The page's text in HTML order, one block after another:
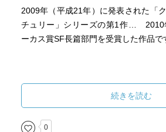
2009年（平成21年）に発表された「
チュリー」シリーズの第1作… 2010
ーカス賞SF長篇部門を受賞した作品で
19世紀末のアメリカ・シアトル… そ
用ドリルマシン〈ボーンシェイカー
と言われる父「レヴィティカス・ブ
続きを読む
0